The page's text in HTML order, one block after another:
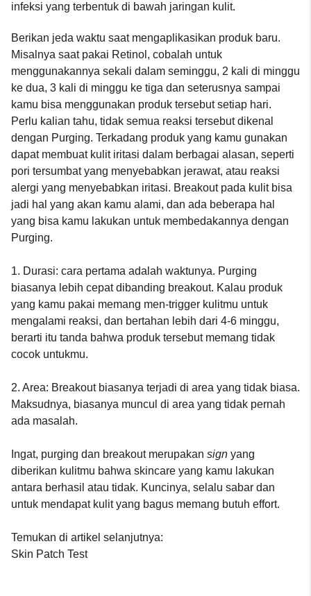
infeksi yang terbentuk di bawah jaringan kulit.
Berikan jeda waktu saat mengaplikasikan produk baru.
Misalnya saat pakai Retinol, cobalah untuk
menggunakannya sekali dalam seminggu, 2 kali di minggu
ke dua, 3 kali di minggu ke tiga dan seterusnya sampai
kamu bisa menggunakan produk tersebut setiap hari.
Perlu kalian tahu, tidak semua reaksi tersebut dikenal
dengan Purging. Terkadang produk yang kamu gunakan
dapat membuat kulit iritasi dalam berbagai alasan, seperti
pori tersumbat yang menyebabkan jerawat, atau reaksi
alergi yang menyebabkan iritasi. Breakout pada kulit bisa
jadi hal yang akan kamu alami, dan ada beberapa hal
yang bisa kamu lakukan untuk membedakannya dengan
Purging.
1. Durasi: cara pertama adalah waktunya. Purging
biasanya lebih cepat dibanding breakout. Kalau produk
yang kamu pakai memang men-trigger kulitmu untuk
mengalami reaksi, dan bertahan lebih dari 4-6 minggu,
berarti itu tanda bahwa produk tersebut memang tidak
cocok untukmu.
2. Area: Breakout biasanya terjadi di area yang tidak biasa.
Maksudnya, biasanya muncul di area yang tidak pernah
ada masalah.
Ingat, purging dan breakout merupakan sign yang
diberikan kulitmu bahwa skincare yang kamu lakukan
antara berhasil atau tidak. Kuncinya, selalu sabar dan
untuk mendapat kulit yang bagus memang butuh effort.
Temukan di artikel selanjutnya:
Skin Patch Test